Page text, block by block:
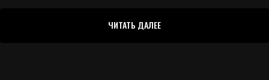
ЧИТАТЬ ДАЛЕЕ